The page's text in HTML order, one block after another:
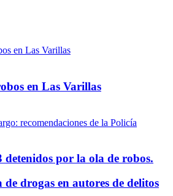
en Las Varillas
detenidos por la ola de robos.
drogas en autores de delitos